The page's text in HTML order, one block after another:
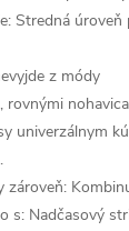
Stredná úroveň
z módy
rovnými
univerzálnym
zároveň:
s: Nadčasový